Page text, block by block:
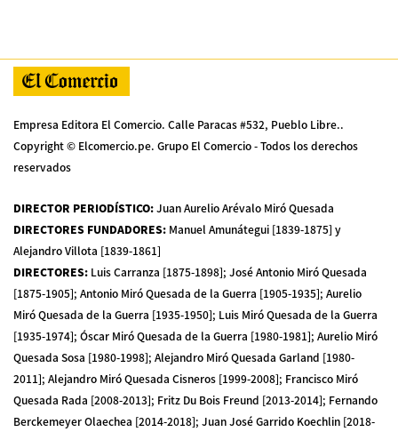
Empresa Editora El Comercio. Calle Paracas #532, Pueblo Libre..
Copyright © Elcomercio.pe. Grupo El Comercio - Todos los derechos
reservados
DIRECTOR PERIODÍSTICO:Juan Aurelio Arévalo Miró Quesada
DIRECTORES FUNDADORES: Manuel Amunátegui [1839-1875] y
Alejandro Villota [1839-1861]
DIRECTORES: Luis Carranza [1875-1898]; José Antonio Miró Quesada
[1875-1905]; Antonio Miró Quesada de la Guerra [1905-1935]; Aurelio
Miró Quesada de la Guerra [1935-1950]; Luis Miró Quesada de la Guerra
[1935-1974]; Óscar Miró Quesada de la Guerra [1980-1981]; Aurelio Miró
Quesada Sosa [1980-1998]; Alejandro Miró Quesada Garland [1980-
2011]; Alejandro Miró Quesada Cisneros [1999-2008]; Francisco Miró
Quesada Rada [2008-2013]; Fritz Du Bois Freund [2013-2014]; Fernando
Berckemeyer Olaechea [2014-2018]; Juan José Garrido Koechlin [2018-